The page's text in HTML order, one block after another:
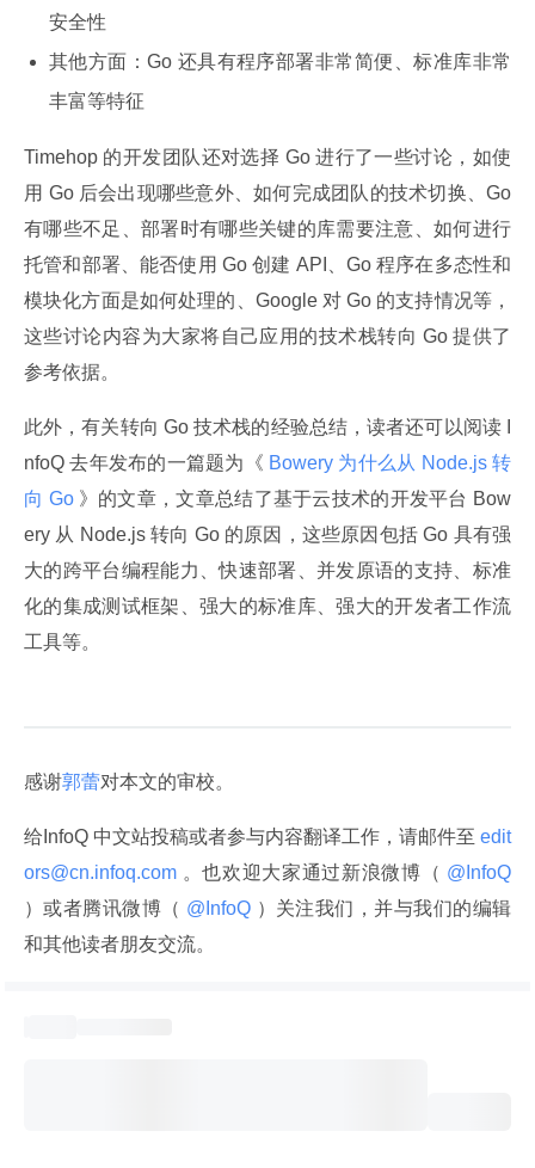
安全性
其他方面：Go 还具有程序部署非常简便、标准库非常
丰富等特征
Timehop 的开发团队还对选择 Go 进行了一些讨论，如使
用 Go 后会出现哪些意外、如何完成团队的技术切换、Go
有哪些不足、部署时有哪些关键的库需要注意、如何进行
托管和部署、能否使用 Go 创建 API、Go 程序在多态性和
模块化方面是如何处理的、Google 对 Go 的支持情况等，
这些讨论内容为大家将自己应用的技术栈转向 Go 提供了
参考依据。
此外，有关转向 Go 技术栈的经验总结，读者还可以阅读 I
nfoQ 去年发布的一篇题为《 Bowery 为什么从 Node.js 转
向 Go 》的文章，文章总结了基于云技术的开发平台 Bow
ery 从 Node.js 转向 Go 的原因，这些原因包括 Go 具有强
大的跨平台编程能力、快速部署、并发原语的支持、标准
化的集成测试框架、强大的标准库、强大的开发者工作流
工具等。
感谢郭蕾对本文的审校。
给InfoQ 中文站投稿或者参与内容翻译工作，请邮件至 edit
ors@cn.infoq.com 。也欢迎大家通过新浪微博（
）或者腾讯微博（ @InfoQ ）关注我们，并与我们的编辑
和其他读者朋友交流。